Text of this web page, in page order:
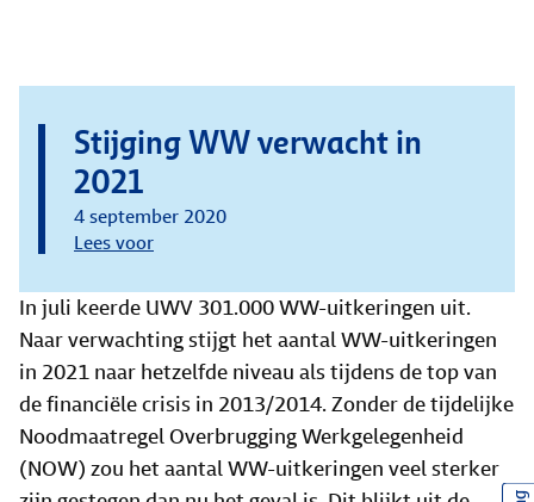
Stijging WW verwacht in
2021
4 september 2020
Lees voor
In juli keerde UWV 301.000 WW-uitkeringen uit.
Naar verwachting stijgt het aantal WW-uitkeringen
in 2021 naar hetzelfde niveau als tijdens de top van
de financiële crisis in 2013/2014. Zonder de tijdelijke
Noodmaatregel Overbrugging Werkgelegenheid
(NOW) zou het aantal WW-uitkeringen veel sterker